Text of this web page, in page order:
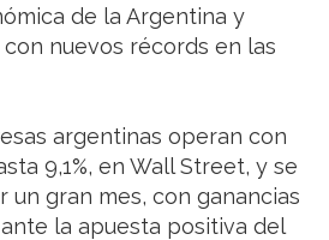
de la Argentina y
nuevos récords en las
argentinas operan con
9,1%, en Wall Street, y se
un gran mes, con ganancias
la apuesta positiva del